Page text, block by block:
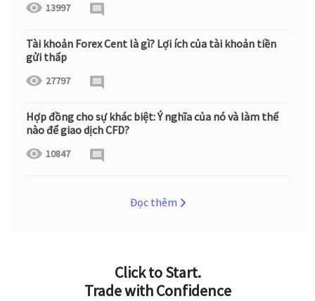
13997
Tài khoản Forex Cent là gì? Lợi ích của tài khoản tiền
gửi thấp
27797
Hợp đồng cho sự khác biệt: Ý nghĩa của nó và làm thế
nào để giao dịch CFD?
10847
Đọc thêm
Click to Start.
Trade with Confidence